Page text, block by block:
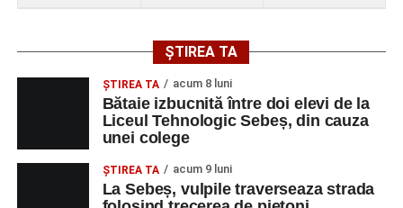
ȘTIREA TA
ŞTIREA TA acum 8 luni
Bătaie izbucnită între doi elevi de la
Liceul Tehnologic Sebeș, din cauza
unei colege
ŞTIREA TA acum 9 luni
La Sebeș, vulpile traverseaza strada